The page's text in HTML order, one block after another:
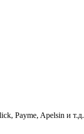
Payme, Apelsin и т.д.